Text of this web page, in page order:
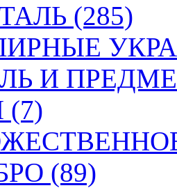
(285)
И
(89)